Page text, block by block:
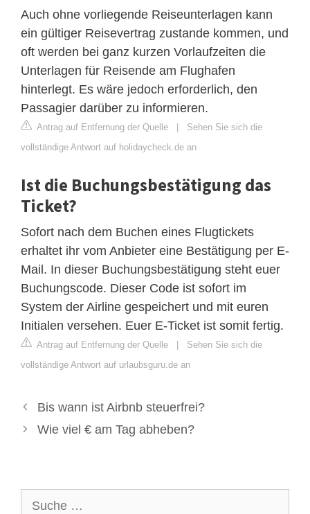
Auch ohne vorliegende Reiseunterlagen kann
ein gültiger Reisevertrag zustande kommen, und
oft werden bei ganz kurzen Vorlaufzeiten die
Unterlagen für Reisende am Flughafen
hinterlegt. Es wäre jedoch erforderlich, den
Passagier darüber zu informieren.
Antrag auf Entfernung der Quelle | Sehen Sie sich die
vollständige Antwort auf holidaycheck.de an
Ist die Buchungsbestätigung das
Ticket?
Sofort nach dem Buchen eines Flugtickets
erhaltet ihr vom Anbieter eine Bestätigung per E-
Mail. In dieser Buchungsbestätigung steht euer
Buchungscode. Dieser Code ist sofort im
System der Airline gespeichert und mit euren
Initialen versehen. Euer E-Ticket ist somit fertig.
Antrag auf Entfernung der Quelle | Sehen Sie sich die
vollständige Antwort auf urlaubsguru.de an
Bis wann ist Airbnb steuerfrei?
Wie viel € am Tag abheben?